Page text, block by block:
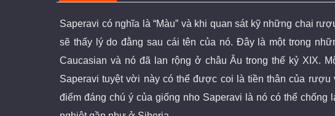
Saperavi có nghĩa là “Màu” và khi quan sát kỹ những chai
sẽ thấy lý do đằng sau cái tên của nó. Đây là một trong
Caucasian và nó đã lan rộng ở châu Âu trong thế kỷ XIX.
Saperavi tuyệt vời này có thể được coi là tiền thân của
điểm đáng chú ý của giống nho Saperavi là nó có thể